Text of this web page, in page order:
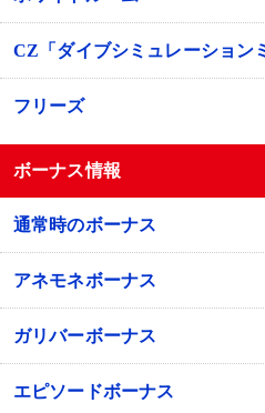
CZ「ダイブシミュレーション
フリーズ
ボーナス情報
通常時のボーナス
アネモネボーナス
ガリバーボーナス
エピソードボーナス